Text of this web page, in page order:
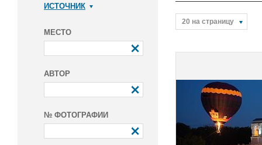
ИСТОЧНИК
МЕСТО
АВТОР
№ ФОТОГРАФИИ
20 на страницу